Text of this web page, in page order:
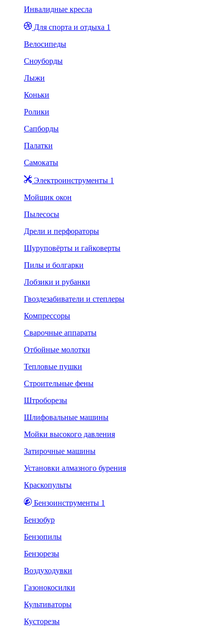
Инвалидные кресла
Для спорта и отдыха 1
Велосипеды
Сноуборды
Лыжи
Коньки
Ролики
Сапборды
Палатки
Самокаты
Электроинструменты 1
Мойщик окон
Пылесосы
Дрели и перфораторы
Шуруповёрты и гайковерты
Пилы и болгарки
Лобзики и рубанки
Гвоздезабиватели и степлеры
Компрессоры
Сварочные аппараты
Отбойные молотки
Тепловые пушки
Строительные фены
Штроборезы
Шлифовальные машины
Мойки высокого давления
Затирочные машины
Установки алмазного бурения
Краскопульты
Бензоинструменты 1
Бензобур
Бензопилы
Бензорезы
Воздуходувки
Газонокосилки
Культиваторы
Кусторезы